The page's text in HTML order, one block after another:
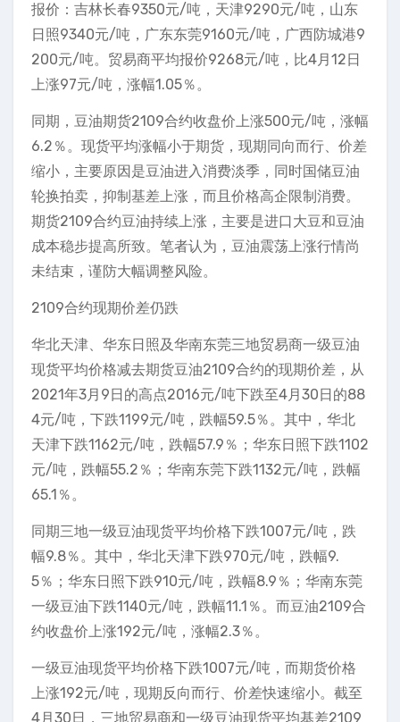
报价：吉林长春9350元/吨，天津9290元/吨，山东
日照9340元/吨，广东东莞9160元/吨，广西防城港9
200元/吨。贸易商平均报价9268元/吨，比4月12日
上涨97元/吨，涨幅1.05％。
同期，豆油期货2109合约收盘价上涨500元/吨，涨幅
6.2％。现货平均涨幅小于期货，现期同向而行、价差
缩小，主要原因是豆油进入消费淡季，同时国储豆油
轮换拍卖，抑制基差上涨，而且价格高企限制消费。
期货2109合约豆油持续上涨，主要是进口大豆和豆油
成本稳步提高所致。笔者认为，豆油震荡上涨行情尚
未结束，谨防大幅调整风险。
2109合约现期价差仍跌
华北天津、华东日照及华南东莞三地贸易商一级豆油
现货平均价格减去期货豆油2109合约的现期价差，从
2021年3月9日的高点2016元/吨下跌至4月30日的88
4元/吨，下跌1199元/吨，跌幅59.5％。其中，华北
天津下跌1162元/吨，跌幅57.9％；华东日照下跌1102
元/吨，跌幅55.2％；华南东莞下跌1132元/吨，跌幅
65.1％。
同期三地一级豆油现货平均价格下跌1007元/吨，跌
幅9.8％。其中，华北天津下跌970元/吨，跌幅9.
5％；华东日照下跌910元/吨，跌幅8.9％；华南东莞
一级豆油下跌1140元/吨，跌幅11.1％。而豆油2109合
约收盘价上涨192元/吨，涨幅2.3％。
一级豆油现货平均价格下跌1007元/吨，而期货价格
上涨192元/吨，现期反向而行、价差快速缩小。截至
4月30日，三地贸易商和一级豆油现货平均基差2109